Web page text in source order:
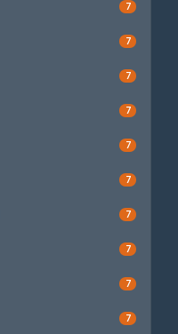
7
7
7
7
7
7
7
7
7
7